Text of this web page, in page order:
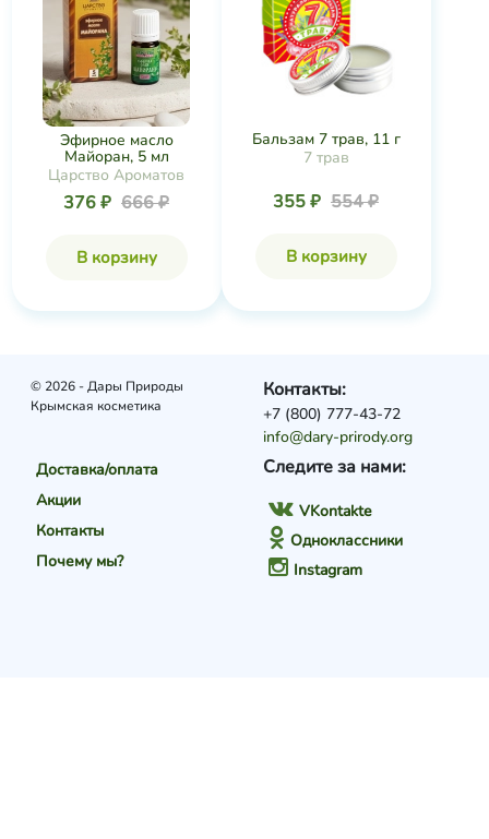
Эфирное масло
Майоран, 5 мл
Царство Ароматов
376 ₽ 666 ₽
В корзину
Бальзам 7 трав, 11 г
7 трав
355 ₽ 554 ₽
В корзину
© 2026 - Дары Природы
Крымская косметика
Доставка/оплата
Акции
Контакты
Почему мы?
Следите за нами:
VKontakte
Одноклассники
Instagram
Контакты:
+7 (800) 777-43-72
info@dary-prirody.org